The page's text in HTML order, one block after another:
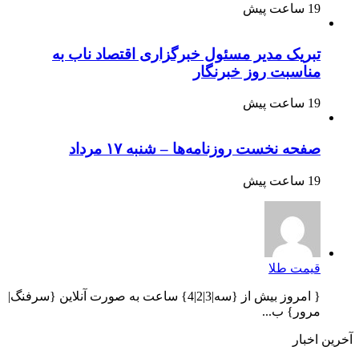
19 ساعت پیش
تبریک مدیر مسئول خبرگزاری اقتصاد ناب به
مناسبت روز خبرنگار
19 ساعت پیش
صفحه نخست روزنامه‌ها – شنبه ۱۷ مرداد
19 ساعت پیش
قیمت طلا
{ امروز بیش از {سه|3|2|4} ساعت به صورت آنلاین {سرفنگ|
مرور} ب...
آخرین اخبار